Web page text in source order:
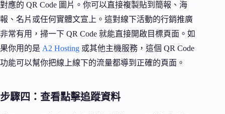
對應的 QR Code 圖片。你可以直接複製貼到簡報、海
報、名片或任何實體文宣上。這對線下活動的行銷推廣
非常有用，掃一下 QR Code 就能直接開啟目標頁面。如
果你用的是 A2 Hosting 或其他主機服務，這個 QR Code
功能可以幫你把線上線下的流量都導到正確的頁面。
步驟四：查看點擊追蹤資料